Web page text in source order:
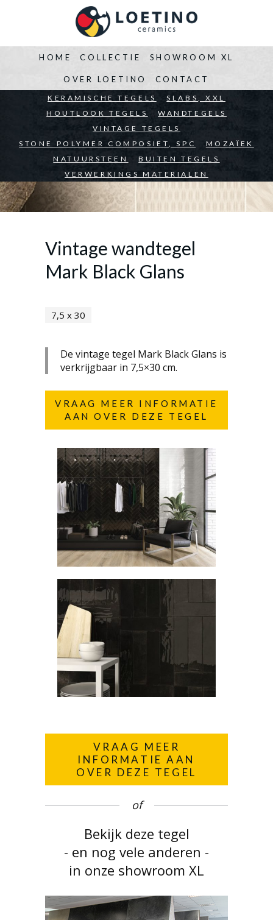
HOME
BEDRIJVEN ARCHITECTEN PARTICULIEREN
COLLECTIE
KERAMISCHE TEGELS
SLABS, XXL
HOUTLOOK TEGELS
WANDTEGELS
VINTAGE TEGELS
STONE POLYMER COMPOSIET, SPC
MOZAÏEK
NATUURSTEEN
BUITEN TEGELS
VERWERKINGS MATERIALEN
SHOWROOM XL
OVER LOETINO CONTACT
Vintage wandtegel
Mark Black Glans
7,5 x 30
De vintage tegel Mark Black Glans is
verkrijgbaar in 7,5×30 cm.
VRAAG MEER INFORMATIE
AAN OVER DEZE TEGEL
VRAAG MEER
INFORMATIE AAN
OVER DEZE TEGEL
of
Bekijk deze tegel
- en nog vele anderen -
in onze showroom XL